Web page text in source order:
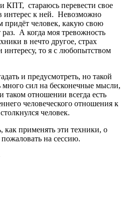
КПТ, стараюсь перевести свое
интерес к ней. Невозможно
придёт человек, какую свою
А когда моя тревожность
в нечто другое, страх
интересу, то я с любопытством
и предусмотреть, но такой
много сил на бесконечные мысли,
отношении всегда есть
человеческого отношения к
человек.
как применять эти техники, о
на сессию.